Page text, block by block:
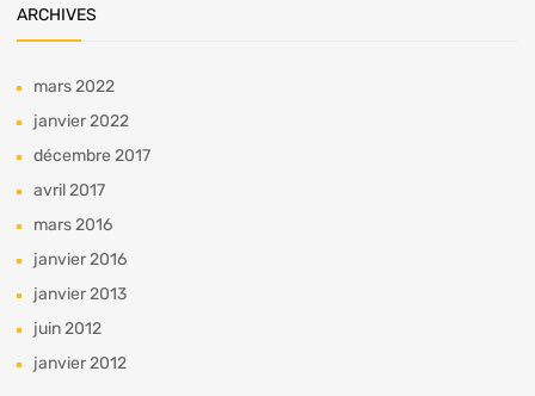
ARCHIVES
mars 2022
janvier 2022
décembre 2017
avril 2017
mars 2016
janvier 2016
janvier 2013
juin 2012
janvier 2012